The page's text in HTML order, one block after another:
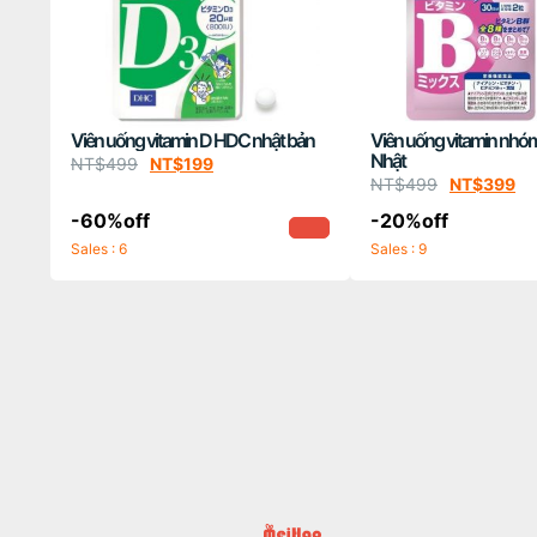
Viên uống vitamin D HDC nhật bản
NT$499 NT$199
-60%off
Sales : 6
Viên uống vitamin
Nhật
NT$499 NT$399
-20%off
Sales : 9